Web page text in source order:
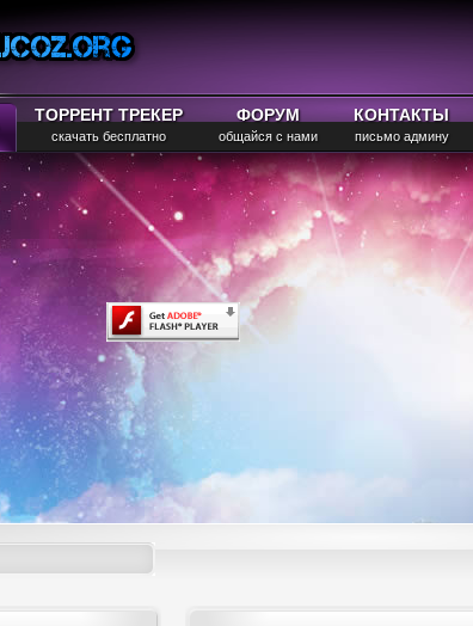
ТОРРЕНТ ТРЕКЕР
скачать бесплатно
ФОРУМ
общайся с нами
КОНТАКТЫ
письмо админу